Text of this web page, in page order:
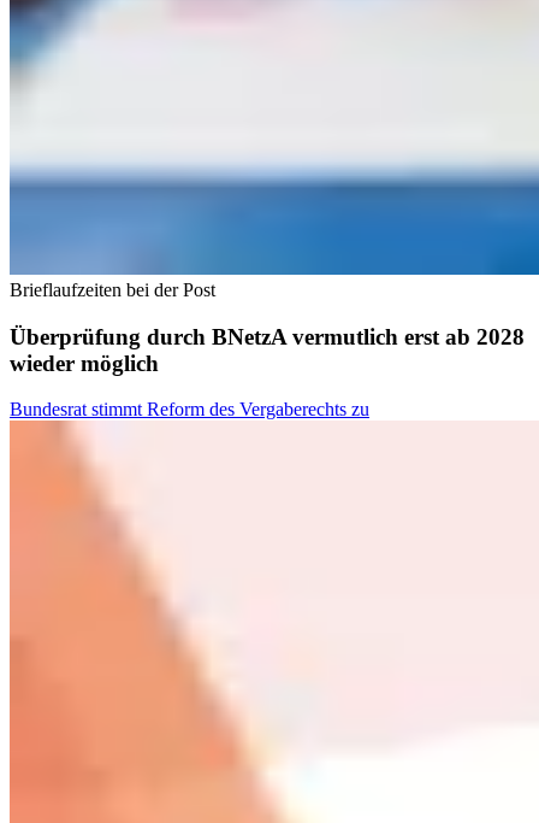
Brieflaufzeiten bei der Post
Überprüfung durch BNetzA vermutlich erst ab 2028
wieder möglich
Bundesrat stimmt Reform des Vergaberechts zu